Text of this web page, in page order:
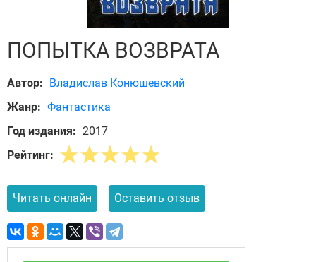
ПОПЫТКА ВОЗВРАТА
Автор: Владислав Конюшевский
Жанр: Фантастика
Год издания: 2017
Рейтинг:
Читать онлайн Оставить отзыв